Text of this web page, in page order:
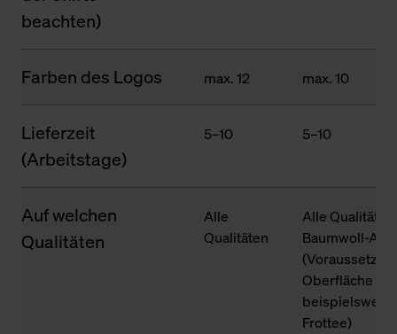
beachten)
Farben des Logos max. 12 max. 10
Lieferzeit
(Arbeitstage)
5–10 5–10
Auf welchen
Qualitäten
Alle
Qualitäten
Alle
Baumwoll-
Oberfläche
Frottee)